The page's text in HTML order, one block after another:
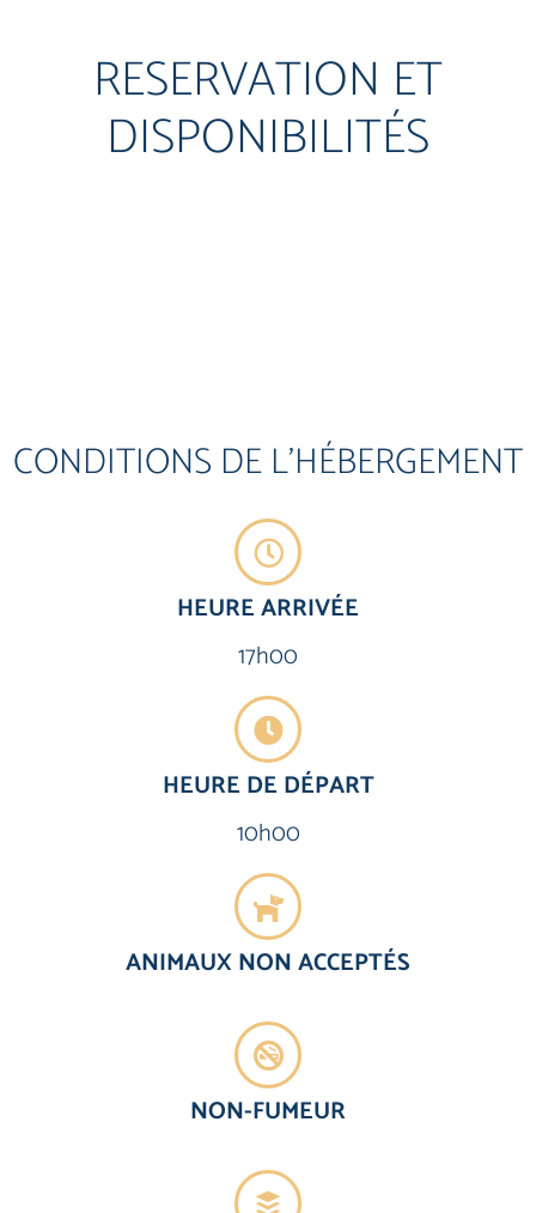
RESERVATION ET
DISPONIBILITÉS
CONDITIONS DE L'HÉBERGEMENT
HEURE ARRIVÉE
17h00
HEURE DE DÉPART
10h00
ANIMAUX NON ACCEPTÉS
NON-FUMEUR